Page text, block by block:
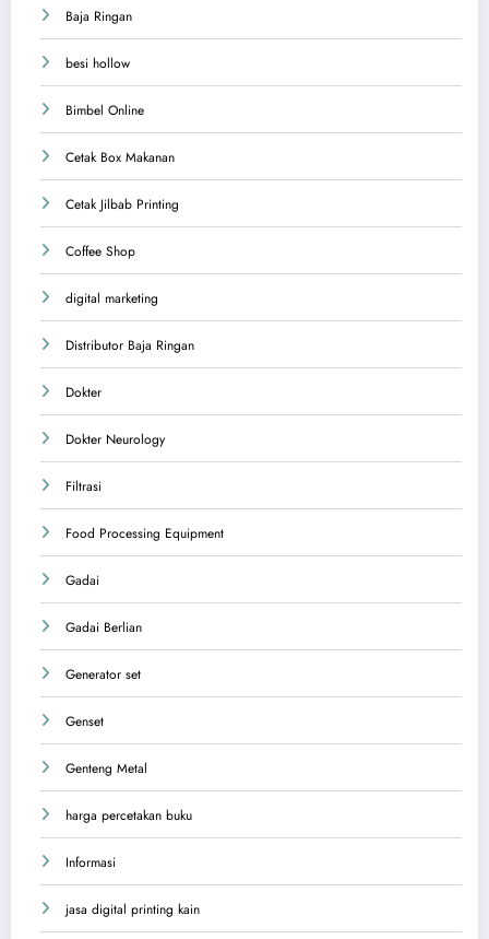
Baja Ringan
besi hollow
Bimbel Online
Cetak Box Makanan
Cetak Jilbab Printing
Coffee Shop
digital marketing
Distributor Baja Ringan
Dokter
Dokter Neurology
Filtrasi
Food Processing Equipment
Gadai
Gadai Berlian
Generator set
Genset
Genteng Metal
harga percetakan buku
Informasi
jasa digital printing kain